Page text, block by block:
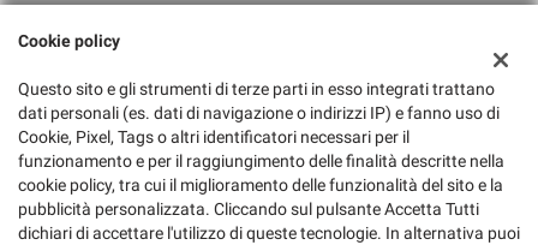
Dati fiscali:
S.S. 115, Porto Empedocle (AG)
C.F/P.IVA:02481330849
Registro delle imprese:AG
Cookie policy
Questo sito e gli strumenti di terze parti in esso integrati trattano
dati personali (es. dati di navigazione o indirizzi IP) e fanno uso di
Cookie, Pixel, Tags o altri identificatori necessari per il
funzionamento e per il raggiungimento delle finalità descritte nella
cookie policy, tra cui il miglioramento delle funzionalità del sito e la
pubblicità personalizzata. Cliccando sul pulsante Accetta Tutti
dichiari di accettare l'utilizzo di queste tecnologie. In alternativa puoi